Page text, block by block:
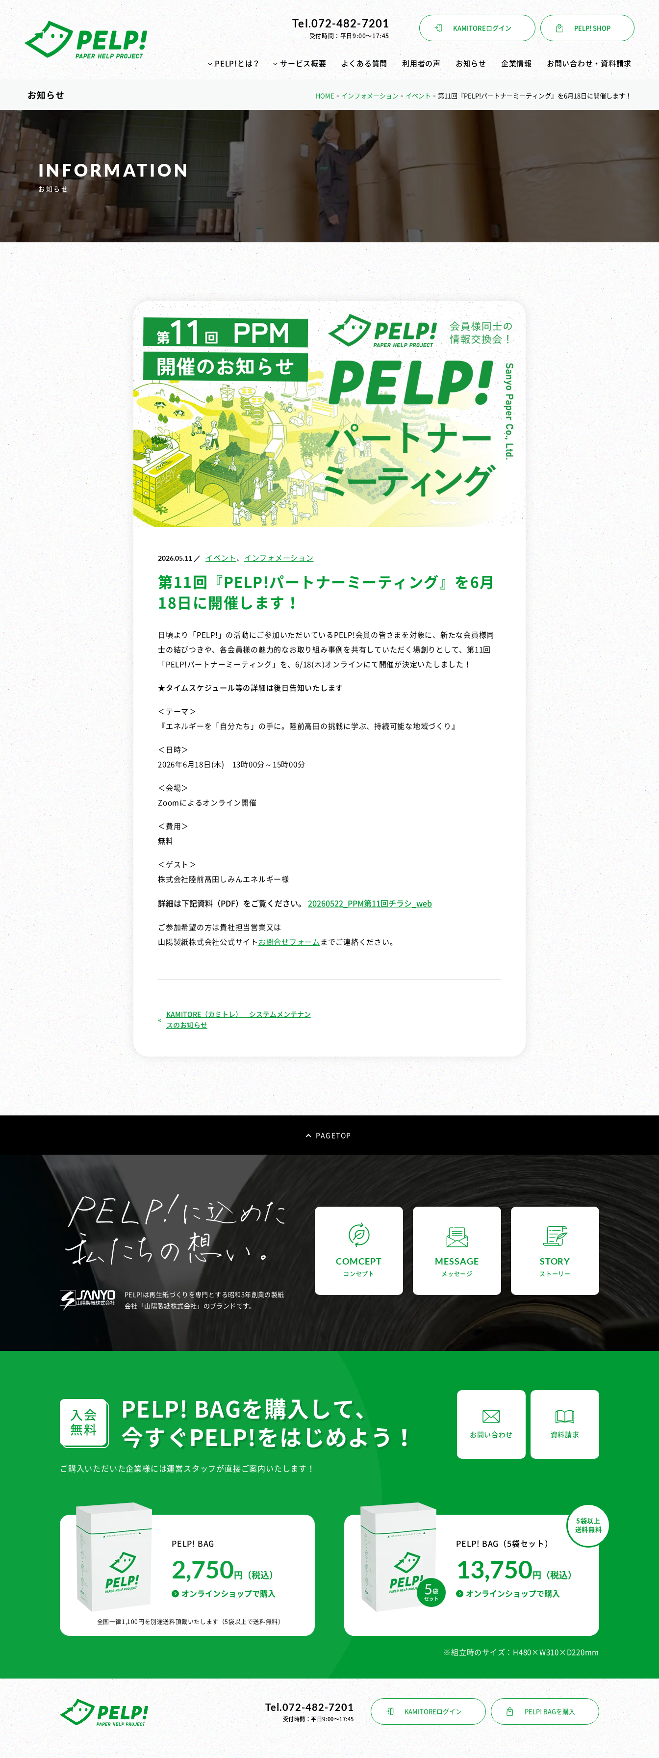
KAMITOREログイン PELP! SHOP
Tel.072-482-7201
受付時間：平日9:00〜17:45
PELP!とは？ サービス概要 よくある質問 利用者の声 お知らせ 企業情報 お問い合わせ・資料請求
お知らせ HOME - インフォメーション - イベント - 第11回『PELP!パートナーミーティング』を6月18日に開催します！
INFORMATION
お知らせ
2026.05.11 ／ イベント インフォメーション
第11回『PELP!パートナーミーティング』を6月
18日に開催します！
日頃より「PELP!」の活動にご参加いただいているPELP!会員の皆さまを対象に、新たな会員様同
士の結びつきや、各会員様の魅力的なお取り組み事例を共有していただく場創りとして、第11回
「PELP!パートナーミーティング」を、6/18(木)オンラインにて開催が決定いたしました！
★タイムスケジュール等の詳細は後日告知いたします
＜テーマ＞
『エネルギーを「自分たち」の手に。陸前高田の挑戦に学ぶ、持続可能な地域づくり』
＜日時＞
2026年6月18日(木) 13時00分～15時00分
＜会場＞
Zoomによるオンライン開催
＜費用＞
無料
＜ゲスト＞
株式会社陸前髙田しみんエネルギー様
詳細は下記資料（PDF）をご覧ください。 20260522_PPM第11回チラシ_web
ご参加希望の方は貴社担当営業又は
山陽製紙株式会社公式サイト お問合せフォーム までご連絡ください。
KAMITORE（カミトレ） システムメンテナン
スのお知らせ
PAGETOP
PELP!は再生紙づくりを専門とする昭和3年創業の製紙
会社「山陽製紙株式会社」のブランドです。
COMCEPT
コンセプト
MESSAGE
メッセージ
STORY
ストーリー
PELP! BAGを購入して、
今すぐPELP!をはじめよう！
ご購入いただいた企業様には運営スタッフが直接ご案内いたします！
お問い合わせ 資料請求
PELP! BAG
2,750 円（税込）
オンラインショップで購入
全国一律1,100円を別途送料頂戴いたします（5袋以上で送料無料）
5袋以上
送料無料
PELP! BAG（5袋セット）
13,750 円（税込）
オンラインショップで購入
※組立時のサイズ：H480×W310×D220mm
KAMITORE ログイン PELP! BAGを購入
Tel.072-482-7201
受付時間：平日9:00〜17:45